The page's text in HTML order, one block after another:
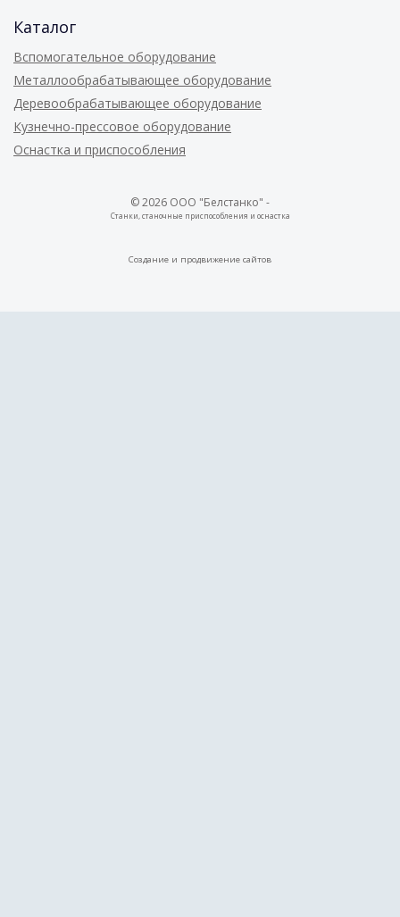
Каталог
Вспомогательное оборудование
Металлообрабатывающее оборудование
Деревообрабатывающее оборудование
Кузнечно-прессовое оборудование
Оснастка и приспособления
© 2026 ООО "Белстанко" -
Станки, станочные приспособления и оснастка
Создание и продвижение сайтов